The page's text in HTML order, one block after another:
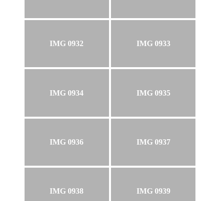
IMG 0932 IMG 0933
IMG 0934 IMG 0935
IMG 0936 IMG 0937
IMG 0938 IMG 0939